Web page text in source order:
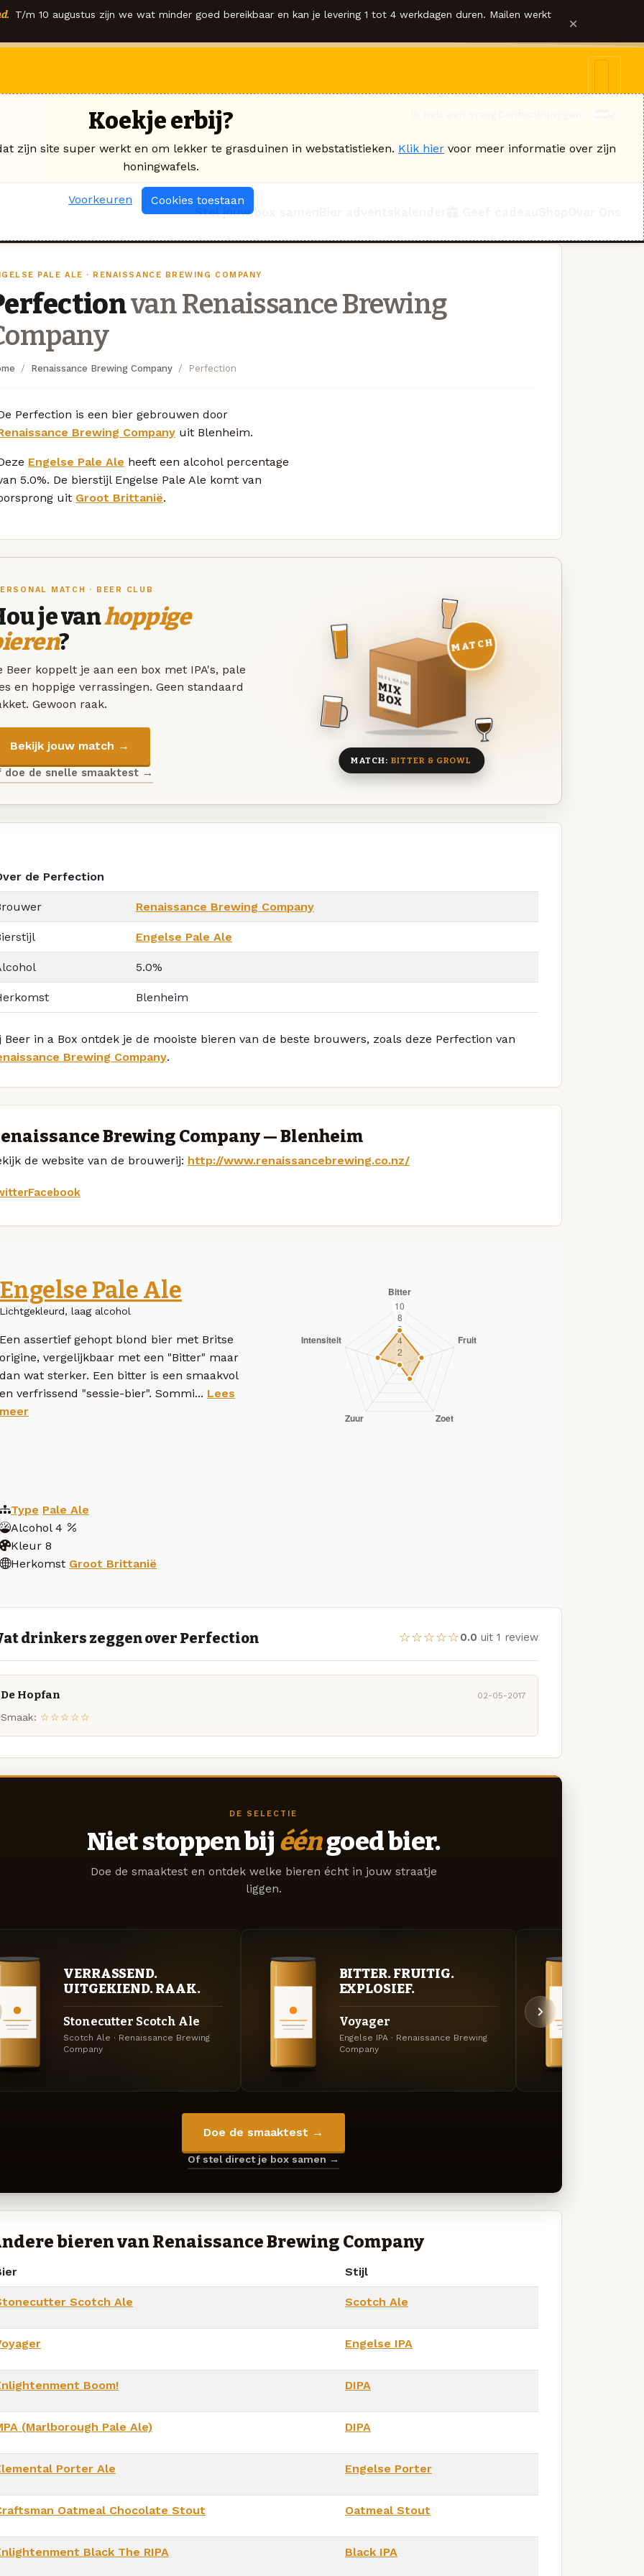
T/m 10 augustus zijn we wat minder goed bereikbaar en kan je levering 1 tot 4 werkdagen duren. Mailen werkt ×
Stel jouw box samen
PALE ALE · RENAISSANCE BREWING COMPANY
van Renaissance Brewing
Renaissance Brewing Company Perfection
Perfection is een bier gebrouwen door
Brewing Company uit Blenheim.
Engelse Pale Ale heeft een alcohol percentage
5.0%. De bierstijl Engelse Pale Ale komt van
uit Groot Brittanië.
MATCH · BEER CLUB
je vanhoppige
?
Beer koppelt je aan een box met IPA's, pale
en hoppige verrassingen. Geen standaard
Gewoon raak.
Bekijk jouw match →
doe de snelle smaaktest →
DEZE MAAND
MIX
BOX
8 BIEREN
MATCH
MATCH: BITTER & GROWL
de Perfection
Renaissance Brewing Company
Engelse Pale Ale
5.0%
Blenheim
Beer in a Box ontdek je de mooiste bieren van de beste brouwers, zoals deze Perfection van
Brewing Company.
Brewing Company — Blenheim
de website van de brouwerij: http://www.renaissancebrewing.co.nz/
Facebook
Engelse Pale Ale
Lichtgekleurd, laag alcohol
Een assertief gehopt blond bier met Britse
origine, vergelijkbaar met een "Bitter" maar
dan wat sterker. Een bitter is een smaakvol
en verfrissend "sessie-bier". Sommi... Lees
meer
Type Pale Ale
Alcohol 4
Kleur 8
Herkomst Groot Brittanië
drinkers zeggen over Perfection ☆☆☆☆☆0.0 uit 1 review
De Hopfan 02-05-2017
Smaak: ☆☆☆☆☆
DE SELECTIE
Niet stoppen bij ééngoed bier.
Doe de smaaktest en ontdek welke bieren écht in jouw straatje
liggen.
VERRASSEND.
UITGEKIEND. RAAK.
Stonecutter Scotch Ale
Scotch Ale · Renaissance Brewing
Company
BITTER. FRUITIG.
EXPLOSIEF.
Voyager
Engelse IPA · Renaissance Brewing
Company
Doe de smaaktest →
Of stel direct je box samen →
bieren van Renaissance Brewing Company
Stijl
Scotch Ale Scotch Ale
Engelse IPA
Boom! DIPA
(Marlborough Pale Ale) DIPA
Porter Ale Engelse Porter
Oatmeal Chocolate Stout Oatmeal Stout
Black The RIPA Black IPA
Koekje erbij?
zijn site super werkt en om lekker te grasduinen in webstatistieken. Klik hier voor meer informatie over zijn
honingwafels.
Voorkeuren Cookies toestaan